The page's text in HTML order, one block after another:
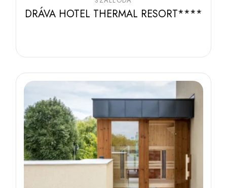
DRÁVA HOTEL THERMAL RESORT****